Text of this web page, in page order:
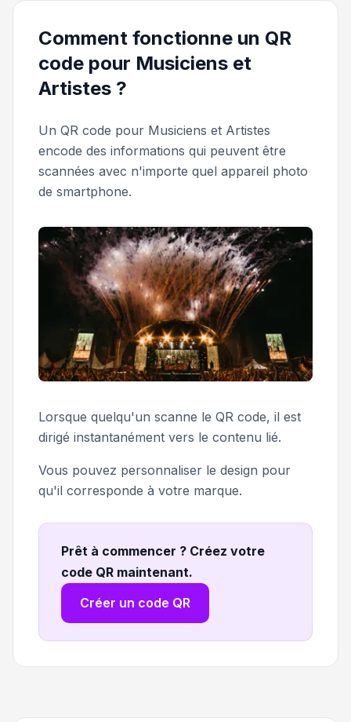
Comment fonctionne un QR
code pour Musiciens et
Artistes ?
Un QR code pour Musiciens et Artistes
encode des informations qui peuvent être
scannées avec n'importe quel appareil photo
de smartphone.
Lorsque quelqu'un scanne le QR code, il est
dirigé instantanément vers le contenu lié.
Vous pouvez personnaliser le design pour
qu'il corresponde à votre marque.
Prêt à commencer ? Créez votre
code QR maintenant.
Créer un code QR